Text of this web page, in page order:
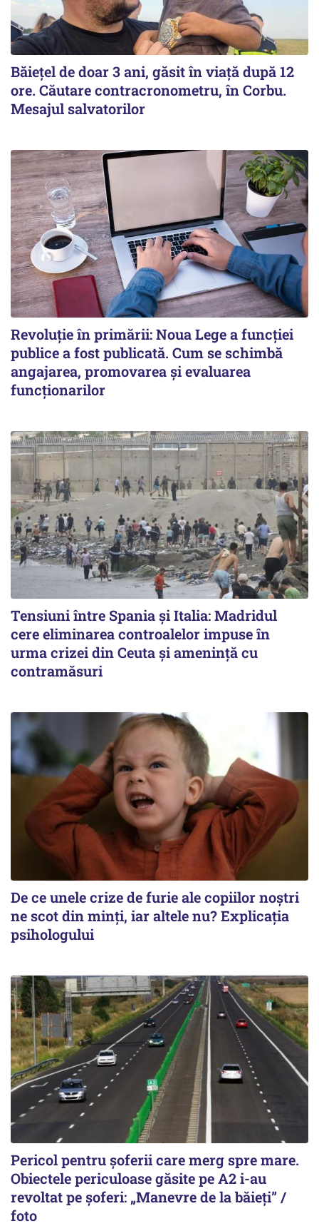
Băiețel de doar 3 ani, găsit în viață după 12
ore. Căutare contracronometru, în Corbu.
Mesajul salvatorilor
Revoluție în primării: Noua Lege a funcției
publice a fost publicată. Cum se schimbă
angajarea, promovarea și evaluarea
funcționarilor
Tensiuni între Spania și Italia: Madridul
cere eliminarea controalelor impuse în
urma crizei din Ceuta și amenință cu
contramăsuri
De ce unele crize de furie ale copiilor noștri
ne scot din minți, iar altele nu? Explicația
psihologului
Pericol pentru șoferii care merg spre mare.
Obiectele periculoase găsite pe A2 i-au
revoltat pe șoferi: „Manevre de la băieți” /
foto